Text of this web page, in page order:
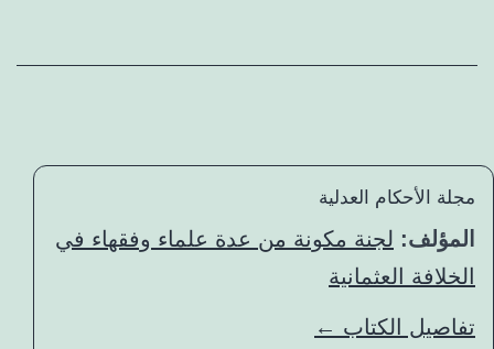
مجلة الأحكام العدلية
المؤلف: لجنة مكونة من عدة علماء وفقهاء في
الخلافة العثمانية
تفاصيل الكتاب ←